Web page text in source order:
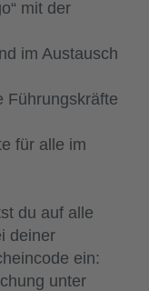
mit der
im Austausch
Führungskräfte
für alle im
du auf alle
deiner
ein:
unter